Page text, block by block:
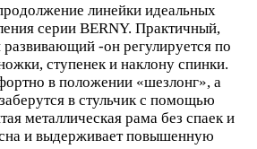
линейки идеальных
серии BERNY. Практичный,
-он регулируется по
ступенек и наклону спинки.
в положении «шезлонг», а
в стульчик с помощью
металлическая рама без спаек и
и выдерживает повышенную